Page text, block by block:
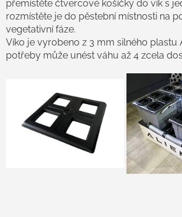
přemístěte čtvercové košíčky do vík s
rozmístěte je do pěstební místnosti na
vegetativní fáze.
Víko je vyrobeno z 3 mm silného plastu
potřeby může unést váhu až 4 zcela